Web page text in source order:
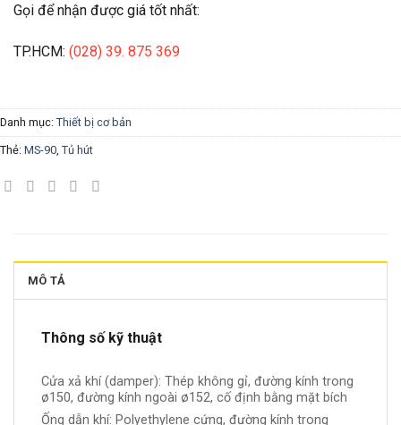
Gọi để nhận được giá tốt nhất:
TP.HCM: (028) 39. 875 369
Danh mục: Thiết bị cơ bản
Thẻ: MS-90 Tủ hút
MÔ TẢ
Thông số kỹ thuật
Cửa xả khí (damper): Thép không gỉ, đường kính trong
ø150, đường kính ngoài ø152, cố định bằng mặt bích
Ống dẫn khí: Polyethylene cứng, đường kính trong